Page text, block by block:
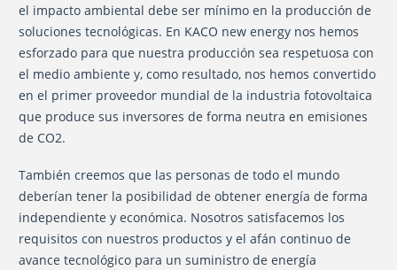
el impacto ambiental debe ser mínimo en la producción de
soluciones tecnológicas. En KACO new energy nos hemos
esforzado para que nuestra producción sea respetuosa con
el medio ambiente y, como resultado, nos hemos convertido
en el primer proveedor mundial de la industria fotovoltaica
que produce sus inversores de forma neutra en emisiones
de CO2.
También creemos que las personas de todo el mundo
deberían tener la posibilidad de obtener energía de forma
independiente y económica. Nosotros satisfacemos los
requisitos con nuestros productos y el afán continuo de
avance tecnológico para un suministro de energía